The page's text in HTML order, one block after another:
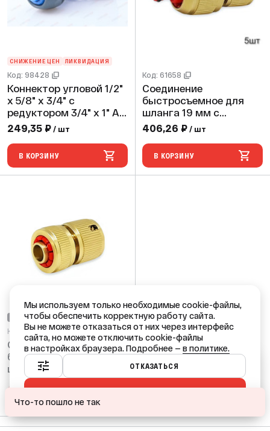
СНИЖЕНИЕ ЦЕН ЛИКВИДАЦИЯ
Код: 98428
Коннектор угловой 1/2"
х 5/8" х 3/4" с
редуктором 3/4" х 1" AS
249,35 ₽ / шт
В КОРЗИНУ
Код: 61658
Соединение
быстросъемное для
шланга 19 мм с
аквастопом TIM
406,26 ₽ / шт
В КОРЗИНУ
НЕТ В НАЛИЧИИ
Код: 61656
Соединение
быстросъемное для
шланга 12 мм ТIM
Ваш город — Краснодар?
Мы используем только необходимые cookie-файлы,
чтобы обеспечить корректную работу сайта.
Вы не можете отказаться от них через интерфейс
сайта, но можете отключить cookie-файлы
в настройках браузера. Подробнее — в политике.
ОТКАЗАТЬСЯ
ПРИНЯТЬ ВСЕ
Что-то пошло не так